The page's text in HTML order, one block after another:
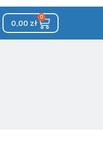
0,00 zł
0
Cart